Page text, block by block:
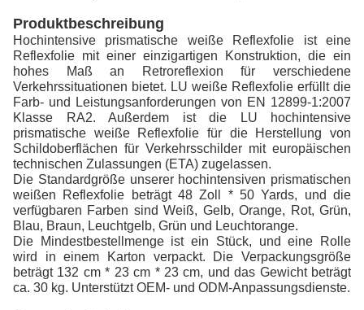
Produktbeschreibung
Hochintensive prismatische weiße Reflexfolie ist eine
Reflexfolie mit einer einzigartigen Konstruktion, die ein
hohes Maß an Retroreflexion für verschiedene
Verkehrssituationen bietet. LU weiße Reflexfolie erfüllt die
Farb- und Leistungsanforderungen von EN 12899-1:2007
Klasse RA2. Außerdem ist die LU hochintensive
prismatische weiße Reflexfolie für die Herstellung von
Schildoberflächen für Verkehrsschilder mit europäischen
technischen Zulassungen (ETA) zugelassen.
Die Standardgröße unserer hochintensiven prismatischen
weißen Reflexfolie beträgt 48 Zoll * 50 Yards, und die
verfügbaren Farben sind Weiß, Gelb, Orange, Rot, Grün,
Blau, Braun, Leuchtgelb, Grün und Leuchtorange.
Die Mindestbestellmenge ist ein Stück, und eine Rolle
wird in einem Karton verpackt. Die Verpackungsgröße
beträgt 132 cm * 23 cm * 23 cm, und das Gewicht beträgt
ca. 30 kg. Unterstützt OEM- und ODM-Anpassungsdienste.